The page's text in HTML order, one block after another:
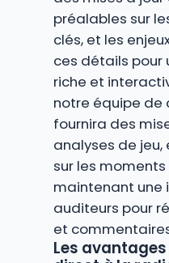
préalables sur
clés, et les
ces détails pour
riche et
notre équipe
fournira des
analyses de
sur les
maintenant une
auditeurs pour
et
Les